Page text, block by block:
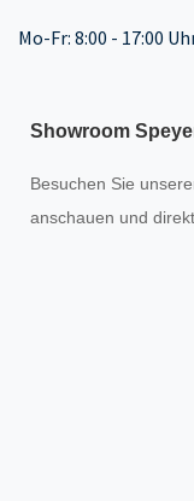
Mo-Fr: 8:00 - 17:00
Showroom
Besuchen Sie
anschauen und